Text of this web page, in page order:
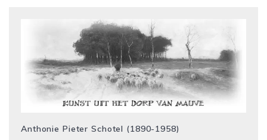
Anthonie Pieter Schotel (1890-1958)